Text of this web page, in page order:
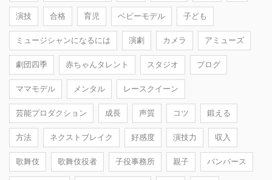
演技 合格 育児 ベビーモデル 子ども
ミュージシャンになるには 演劇 カメラ アミューズ
劇団四季 赤ちゃんタレント スタジオ ブログ
ママモデル メンタル レースクイーン
芸能プロダクション 成長 声質 コツ 鍛える
方法 ネクストブレイク 好感度 演技力 収入
歌舞伎 歌舞伎役者 子役事務所 親子 パンパース